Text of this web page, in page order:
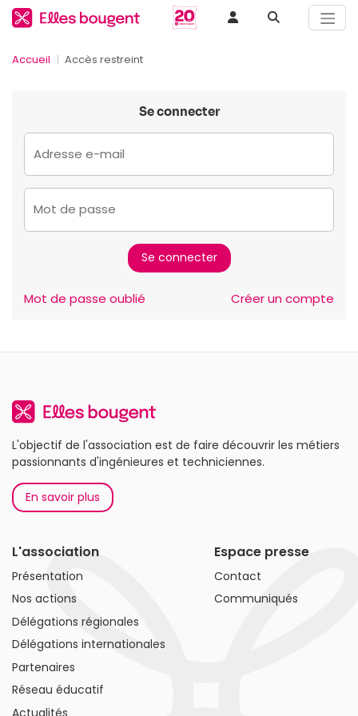
Accueil Accès restreint
Se connecter
Adresse e-mail
Mot de passe
Mot de passe oublié Créer un compte
L'objectif de l'association est de faire découvrir les métiers
passionnants d'ingénieures et techniciennes.
En savoir plus
L'association
Présentation
Nos actions
Délégations régionales
Délégations internationales
Partenaires
Réseau éducatif
Actualités
Espace presse
Contact
Communiqués